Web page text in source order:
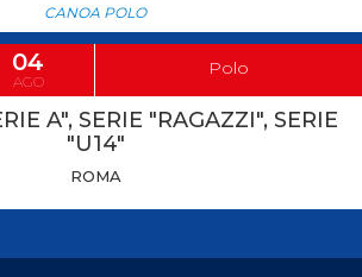
CANOA POLO
04
AGO
Polo
A", SERIE "RAGAZZI", SERIE
"U14"
ROMA